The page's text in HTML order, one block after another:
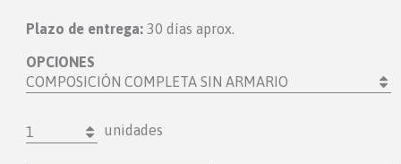
Plazo de entrega: 30 días aprox.
OPCIONES
COMPOSICIÓN COMPLETA SIN ARMARIO
1 unidades